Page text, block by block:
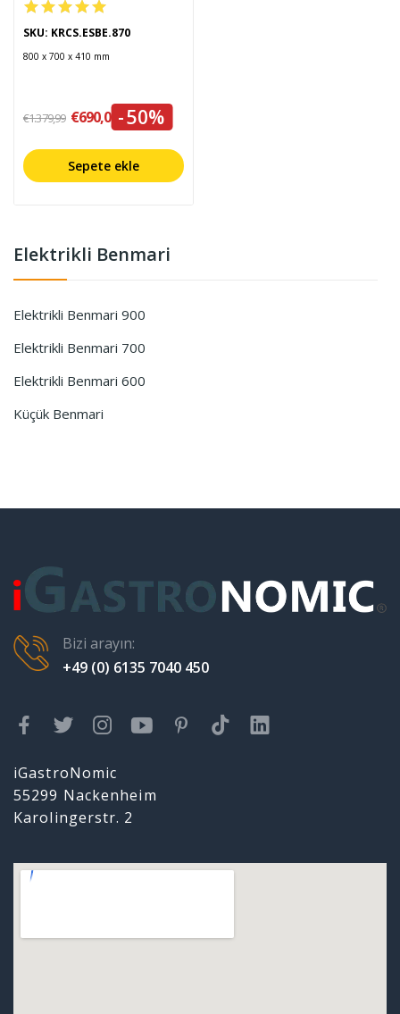
Elektrikli Benmari
Elektrikli Benmari 900
Elektrikli Benmari 700
Elektrikli Benmari 600
Küçük Benmari
SKU: KRCS.ESBE.870
800 x 700 x 410 mm
€1.379,99 €690,00-50%
Sepete ekle
Bizi arayın:
+49 (0) 6135 7040 450
iGastroNomic
55299 Nackenheim
Karolingerstr. 2